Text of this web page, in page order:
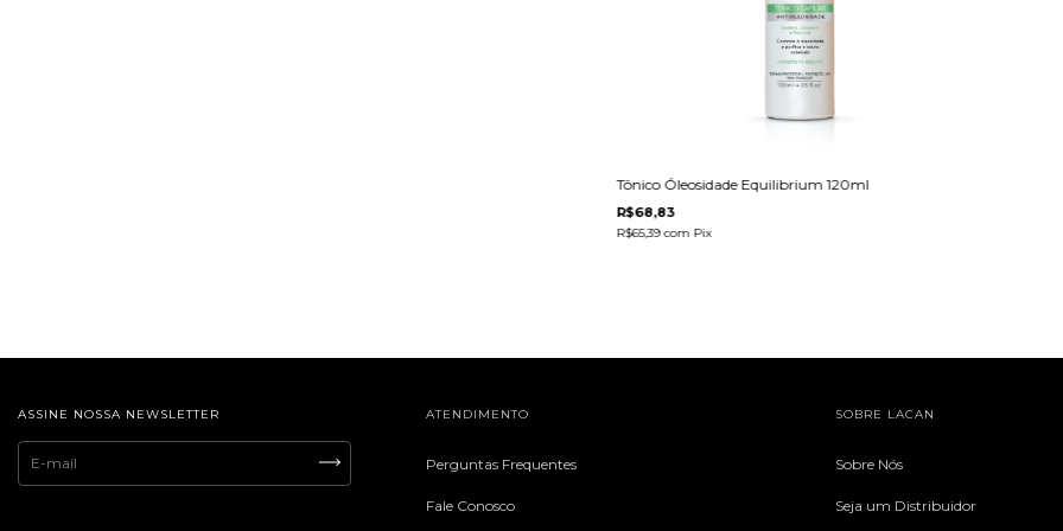
Tônico Óleosidade Equilibrium 120ml
R$68,83
R$65,39com Pix
ASSINE NOSSA NEWSLETTER ATENDIMENTO
Perguntas Frequentes
Fale Conosco
SOBRE LACAN
Sobre Nós
Seja um Distribuidor